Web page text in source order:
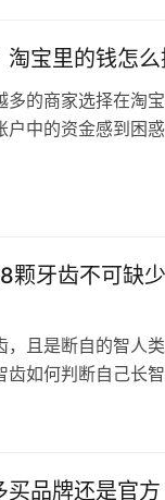
宝里的钱怎
的商家选择在淘
中的资金感到困
颗牙齿不可缺
且是断自的智人
如何判断自己长
异常的齿…
买品牌还是官方